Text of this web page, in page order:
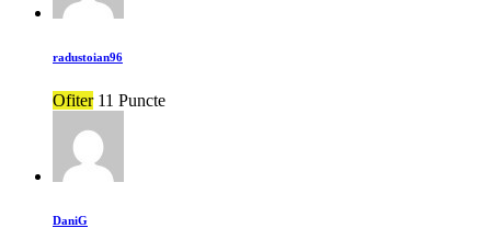
radustoian96
Ofiter 11 Puncte
DaniG